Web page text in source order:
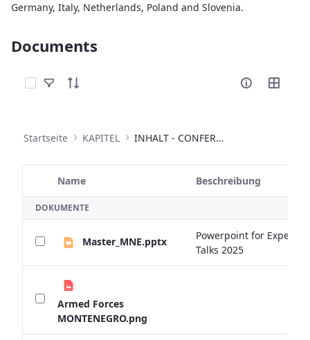
Germany, Italy, Netherlands, Poland and Slovenia.
Documents
Elemente auswählen
Startseite KAPITEL INHALT - CONFERENCES
Ausgewähltes Element
Name Beschreibung
DOKUMENTE
Master_MNE.pptx
Powerpoint for Expert
Talks 2025
Armed Forces
MONTENEGRO.png